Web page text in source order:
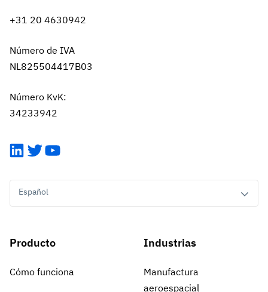
+31 20 4630942
Número de IVA
NL825504417B03
Número KvK:
34233942
LinkedIn
TwitterYouTube
Español
Producto
Cómo funciona
Industrias
Manufactura
aeroespacial